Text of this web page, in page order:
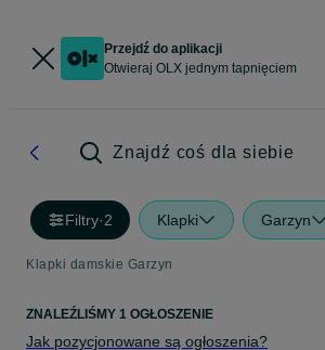
Przejdź do aplikacji
Otwieraj OLX jednym tapnięciem
Znajdź coś dla siebie
Filtry·2 Klapki Garzyn
Klapki damskie Garzyn
ZNALEŹLIŚMY 1 OGŁOSZENIE
Jak pozycjonowane są ogłoszenia?